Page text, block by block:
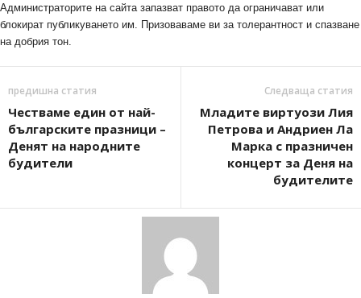
Администраторите на сайта запазват правото да ограничават или
блокират публикуването им. Призоваваме ви за толерантност и спазване
на добрия тон.
предишна статия
Честваме един от най-
българските празници –
Денят на народните
будители
Следваща статия
Младите виртуози Лия
Петрова и Андриен Ла
Марка с празничен
концерт за Деня на
будителите